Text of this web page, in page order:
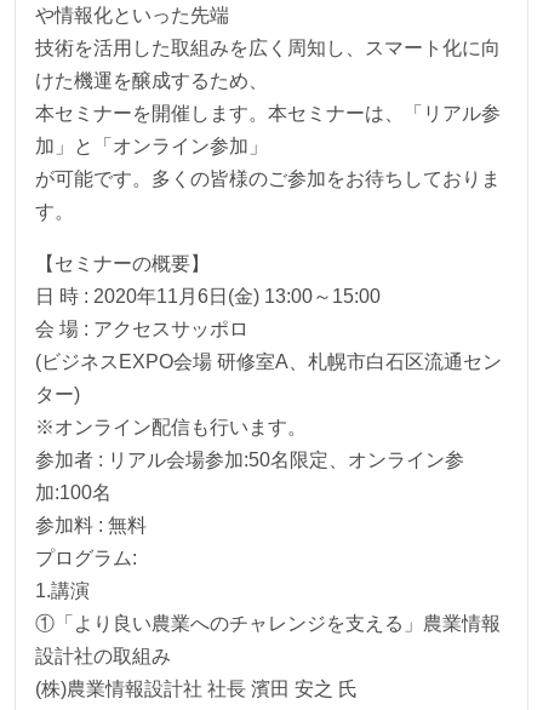
や情報化といった先端
技術を活用した取組みを広く周知し、スマート化に向
けた機運を醸成するため、
本セミナーを開催します。本セミナーは、「リアル参
加」と「オンライン参加」
が可能です。多くの皆様のご参加をお待ちしておりま
す。
【セミナーの概要】
日 時 : 2020年11月6日(金) 13:00～15:00
会 場 : アクセスサッポロ
(ビジネスEXPO会場 研修室A、札幌市白石区流通セン
ター)
※オンライン配信も行います。
参加者 : リアル会場参加:50名限定、オンライン参
加:100名
参加料 : 無料
プログラム:
1.講演
①「より良い農業へのチャレンジを支える」農業情報
設計社の取組み
(株)農業情報設計社 社長 濱田 安之 氏